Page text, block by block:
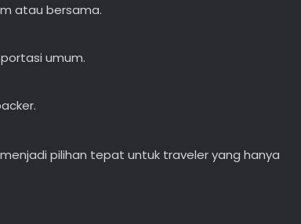
atau bersama.
umum.
pilihan tepat untuk traveler yang hanya